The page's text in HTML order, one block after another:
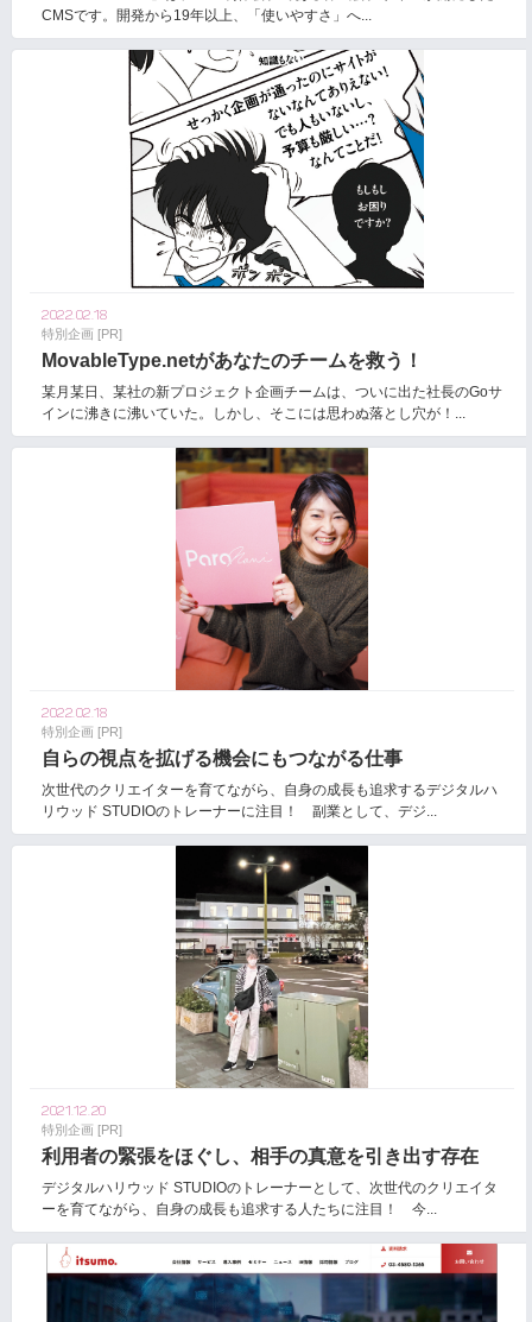
CMSです。開発から19年以上、「使いやすさ」へ...
2022.02.18
特別企画 [PR]
MovableType.netがあなたのチームを救う！
某月某日、某社の新プロジェクト企画チームは、ついに出た社長のGoサ
インに沸きに沸いていた。しかし、そこには思わぬ落とし穴が！...
2022.02.18
特別企画 [PR]
自らの視点を拡げる機会にもつながる仕事
次世代のクリエイターを育てながら、⾃⾝の成⻑も追求するデジタルハ
リウッド STUDIOのトレーナーに注目！ 副業として、デジ...
2021.12.20
特別企画 [PR]
利用者の緊張をほぐし、相手の真意を引き出す存在
デジタルハリウッド STUDIOのトレーナーとして、次世代のクリエイタ
ーを育てながら、⾃⾝の成⻑も追求する人たちに注目！ 今...